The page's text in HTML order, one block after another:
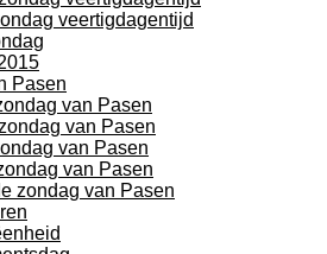
veertigdagentijd
Pasen
van Pasen
van Pasen
van Pasen
van Pasen
zondag van Pasen